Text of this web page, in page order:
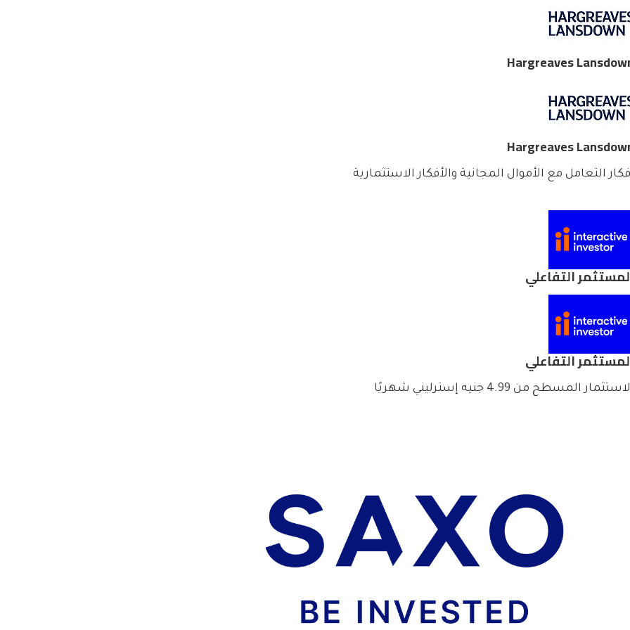
Hargreaves
Hargreaves
التعامل مع الأموال المجانية والأفكار الاستثمارية
التفاعلي
التفاعلي
المسطح من 4.99 جنيه إسترليني شهريًا